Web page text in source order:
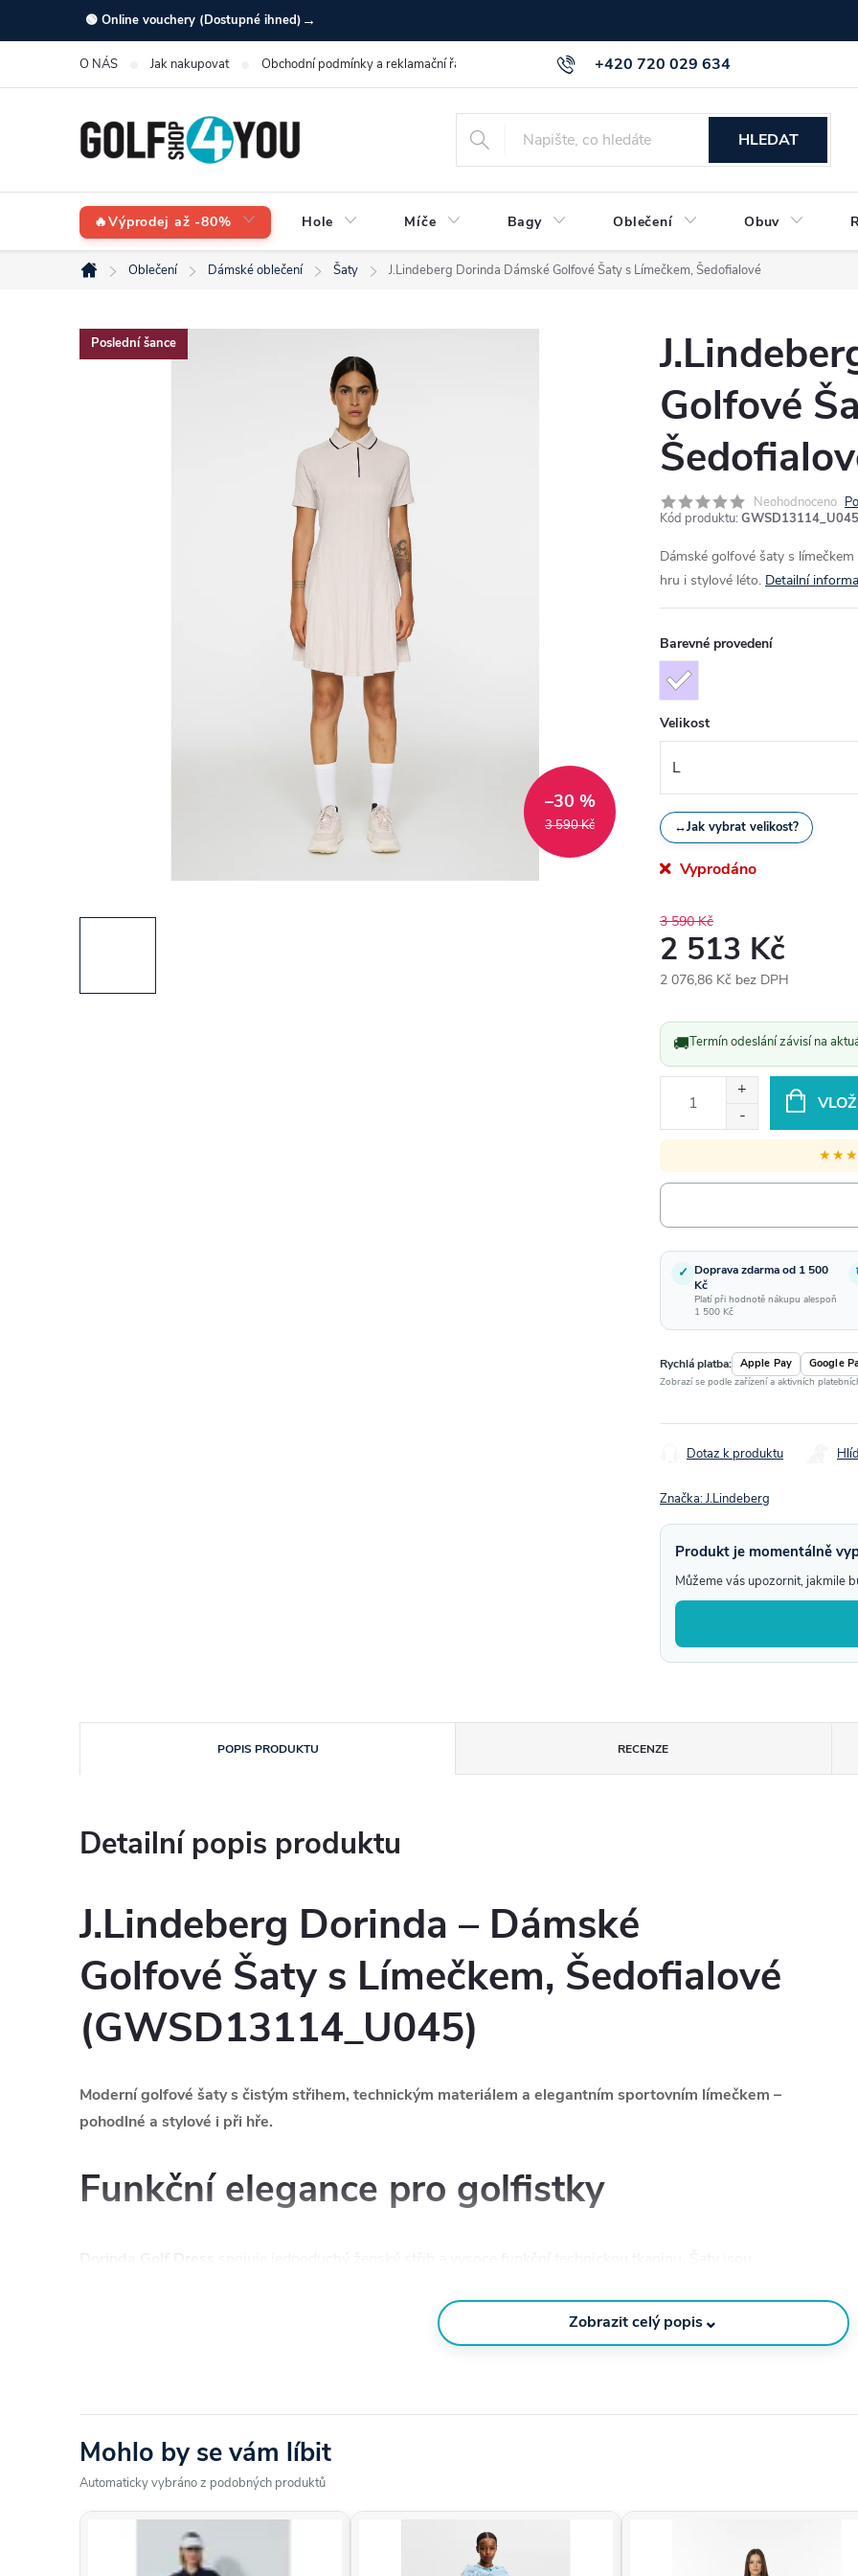
na
🟢 Online vouchery (Dostupné ihned) →
+420 720 029 634
O NÁS Jak nakupovat Obchodní podmínky a reklamační řád GDPR info a směrnice Kontakt
HLEDAT
🔥Výprodej až -80% Hole Míče Bagy Oblečení Obuv
Domů
Oblečení Dámské oblečení Šaty J.Lindeberg Dorinda Dámské Golfové Šaty s Límečkem, Šedofialové
Poslední šance
3 590 Kč
–30 %
Golfové
Neohodnoceno
Kód produktu:
Dámské golfové šaty s
hru i stylové léto. Detailní
Barevné provedení
Velikost
↔Jak vybrat velikost?
Vyprodáno
3 590 Kč
2 513 Kč
2 076,86 Kč bez DPH
cena:
🚚Termín odeslání závisí na
✓ Doprava zdarma od 1 500
Kč
Platí při hodnotě nákupu alespoň
1 500 Kč
Rychlá platba: Apple Pay Google
Zobrazí se podle zařízení a aktivních
Dotaz k produktu
Značka:J.Lindeberg
Produkt je momentálně
Můžeme vás upozornit, jakmile
POPIS PRODUKTU RECENZE
Detailní popis produktu
J.Lindeberg Dorinda – Dámské
Golfové Šaty s Límečkem, Šedofialové
(GWSD13114_U045)
Moderní golfové šaty s čistým střihem, technickým materiálem a elegantním sportovním límečkem –
pohodlné a stylové i při hře.
Funkční elegance pro golfistky
komfort i při hře v teplejším počasí. Součástí je i vnitřní strečový šortkový díl, který zajišťuje pohodlí při
Vlastnosti
Lehký, pružný a prodyšný materiál TX Jersey™
Klasický golfový límeček s krátkou légou
Vestavěné vnitřní kraťasy (inner shorts)
Zobrazit celý popis⌄
Mohlo by se vám líbit
Automaticky vybráno z podobných produktů